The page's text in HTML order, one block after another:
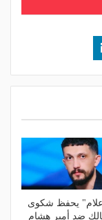
يحفظ شكوى
ضد أمير هشام